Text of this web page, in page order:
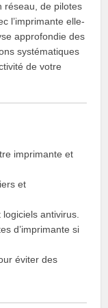
réseau, de pilotes
l’imprimante elle-
approfondie des
systématiques
de votre
imprimante et
et
antivirus.
d’imprimante si
éviter des